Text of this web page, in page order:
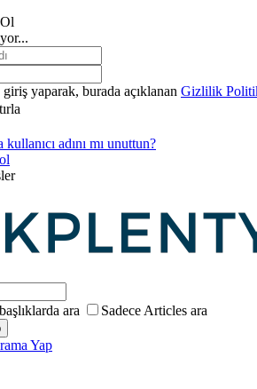
giriş yaparak, burada açıklanan Gizlilik
adını mı unuttun?
ara Sadece Articles ara
Yap